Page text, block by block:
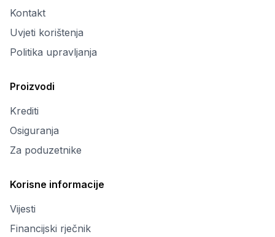
Kontakt
Uvjeti korištenja
Politika upravljanja
Proizvodi
Krediti
Osiguranja
Za poduzetnike
Korisne informacije
Vijesti
Financijski rječnik